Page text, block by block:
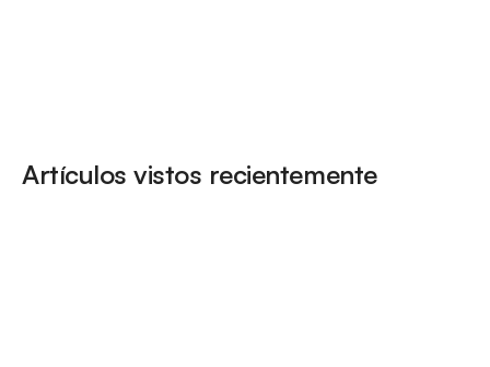
Artículos vistos recientemente